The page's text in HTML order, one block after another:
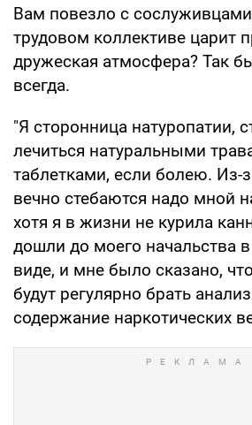
Вам повезло с
трудовом коллективе царит
дружеская атмосфера? Так
всегда.
"Я сторонница натуропатии,
лечиться натуральными
таблетками, если болею. Из-
вечно стебаются надо мной
хотя я в жизни не курила
дошли до моего начальства
виде, и мне было сказано,
будут регулярно брать
содержание наркотических